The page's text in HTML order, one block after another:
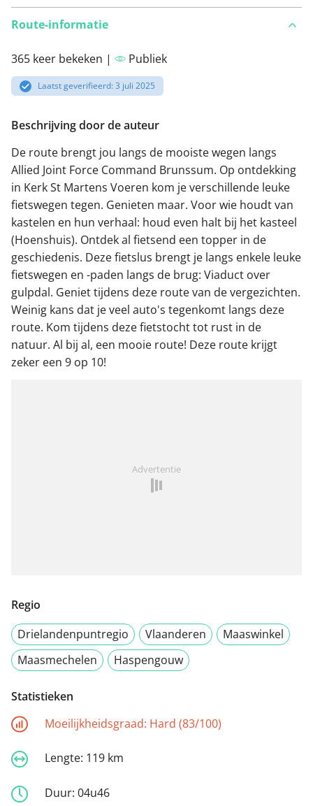
Route-informatie
365 keer bekeken | Publiek
Laatst geverifieerd: 3 juli 2025
Beschrijving door de auteur
De route brengt jou langs de mooiste wegen langs
Allied Joint Force Command Brunssum. Op ontdekking
in Kerk St Martens Voeren kom je verschillende leuke
fietswegen tegen. Genieten maar. Voor wie houdt van
kastelen en hun verhaal: houd even halt bij het kasteel
(Hoenshuis). Ontdek al fietsend een topper in de
geschiedenis. Deze fietslus brengt je langs enkele leuke
fietswegen en -paden langs de brug: Viaduct over
gulpdal. Geniet tijdens deze route van de vergezichten.
Weinig kans dat je veel auto's tegenkomt langs deze
route. Kom tijdens deze fietstocht tot rust in de
natuur. Al bij al, een mooie route! Deze route krijgt
zeker een 9 op 10!
Advertentie
Regio
Drielandenpuntregio
Vlaanderen
Maaswinkel
Maasmechelen
Haspengouw
Statistieken
Moeilijkheidsgraad: Hard (83/100)
Lengte: 119 km
Duur: 04u46